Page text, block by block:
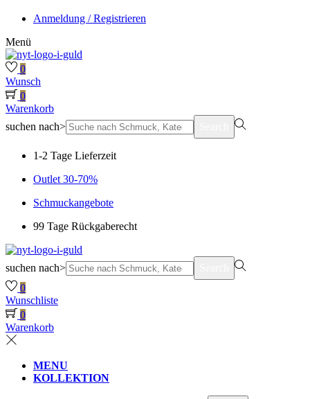
Anmeldung / Registrieren
Menü
0
Wunsch
0
Warenkorb
suchen nach>
1-2 Tage Lieferzeit
Outlet 30-70%
Schmuckangebote
99 Tage Rückgaberecht
suchen nach>
0
Wunschliste
0
Warenkorb
MENU
KOLLEKTION